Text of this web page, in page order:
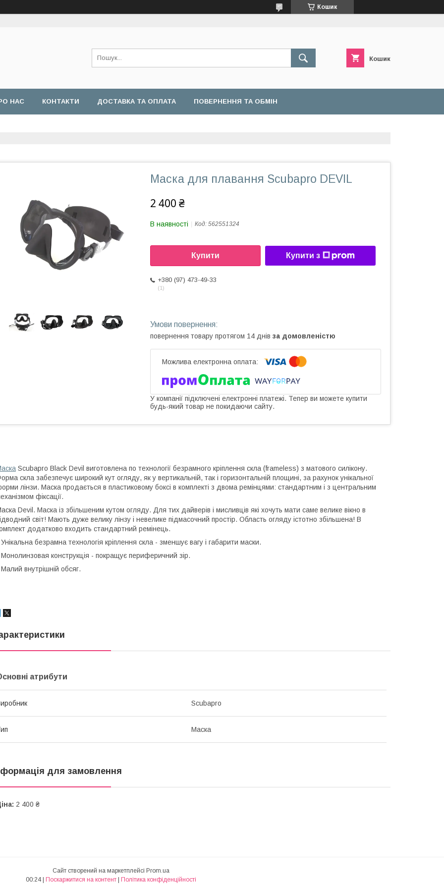
Кошик
Кошик
НАС КОНТАКТИ ДОСТАВКА ТА ОПЛАТА ПОВЕРНЕННЯ ТА ОБМІН
Маска для плавання Scubapro DEVIL
2 400 ₴
В наявності Код: 562551324
Купити Купити з
+380 (97) 473-49-33
1
повернення товару протягом 14 днів за домовленістю
У компанії підключені електронні платежі. Тепер ви можете купити
будь-який товар не покидаючи сайту.
Scubapro Black Devil виготовлена по технології безрамного кріплення скла (frameless) з матового силікону.
скла забезпечує широкий кут огляду, як у вертикальній, так і горизонтальній площині, за рахунок унікальної
лінзи. Маска продається в пластиковому боксі в комплекті з двома ремінцями: стандартним і з центральним
фіксації.
Devil. Маска із збільшеним кутом огляду. Для тих дайверів і мисливців які хочуть мати саме велике вікно в
світ! Мають дуже велику лінзу і невелике підмасочний простір. Область огляду істотно збільшена! В
додатково входить стандартний ремінець.
Унікальна безрамна технологія кріплення скла - зменшує вагу і габарити маски.
Монолинзовая конструкція - покращує периферичний зір.
Малий внутрішній обсяг.
атрибути
Scubapro
Маска
для замовлення
2 400 ₴
Сайт створений на маркетплейсі Prom.ua
00:24 | Поскаржитися на контент | Політика конфіденційності